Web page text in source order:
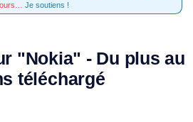
Je soutiens !
"Nokia" - Du plus au
téléchargé